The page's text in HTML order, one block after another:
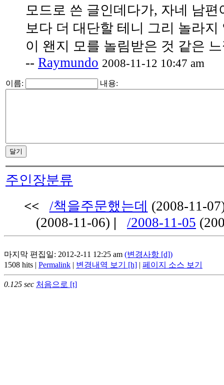
모드로 쓴 글인데다가, 자네 남
보다 더 대단할 테니 그리 놀라
이 왠지 모를 놀림받은 것 같은
-- Raymundo 2008-11-12 10:47 am
이름: 내용:
주인장분류
<<
/책을주문했는데 (2008-11-
(2008-11-06) | /2008-11-05
마지막 편집일: 2012-2-11 12:25 am (변경사항 [d])
1508 hits | Permalink | 변경내역 보기 [h] | 페이지 소스 보기
0.125 sec 처음으로 [t]